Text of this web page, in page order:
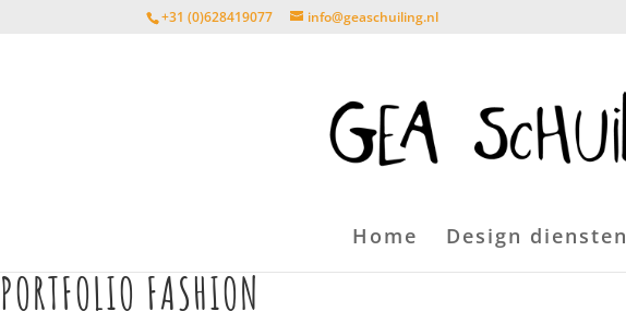
+31 (0)628419077 info@geaschuiling.nl
Home Design diensten
PORTFOLIO FASHION